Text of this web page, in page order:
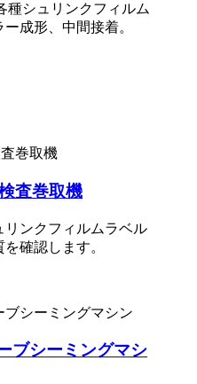
種シュリンクフィルム
成形、中間接着。
査巻取機
リンクフィルムラベル
確認します。
ブシーミングマシ